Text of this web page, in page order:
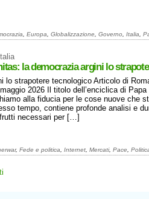
Europa Globalizzazione Governo Italia
Italia
la democrazia argini lo
lo strapotere tecnologico Articolo di
2026 Il titolo dell’enciclica di
alla fiducia per le cose nuove che
tempo, contiene profonde analisi e
frutti necessari per […]
, Fede e politica Internet Mercati, Pace